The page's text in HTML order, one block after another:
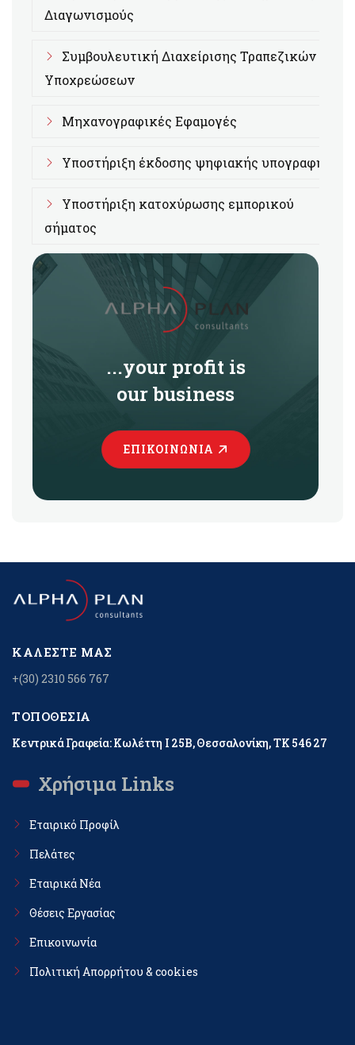
Διαγωνισμούς
Συμβουλευτική Διαχείρισης Τραπεζικών
Υποχρεώσεων
Μηχανογραφικές Εφαμογές
Υποστήριξη έκδοσης ψηφιακής υπογραφής
Υποστήριξη κατοχύρωσης εμπορικού
σήματος
...your profit is
our business
ΕΠΙΚΟΙΝΩΝΊΑ
ΚΑΛΈΣΤΕ ΜΑΣ
+(30) 2310 566 767
ΤΟΠΟΘΕΣΊΑ
Κεντρικά Γραφεία: Κωλέττη Ι 25Β, Θεσσαλονίκη, ΤΚ 546 27
Χρήσιμα Links
Εταιρικό Προφίλ
Πελάτες
Εταιρικά Νέα
Θέσεις Εργασίας
Επικοινωνία
Πολιτική Απορρήτου & cookies